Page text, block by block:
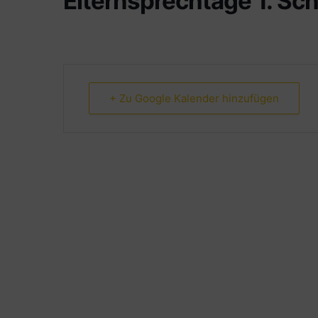
+ Zu Google Kalender hinzufügen